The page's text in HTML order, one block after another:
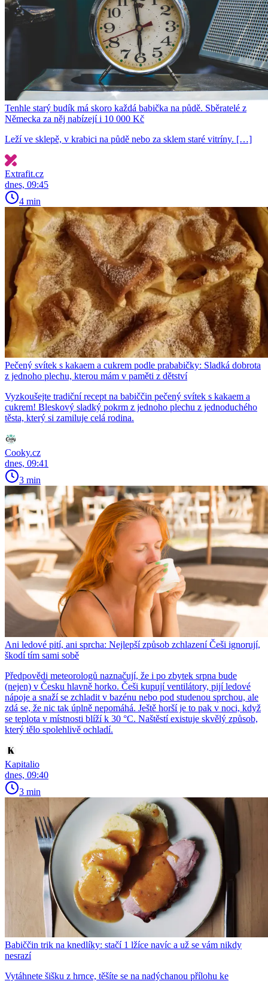
Tenhle starý budík má skoro každá babička na půdě. Sběratelé z
Německa za něj nabízejí i 10 000 Kč
Leží ve sklepě, v krabici na půdě nebo za sklem staré vitríny. […]
Extrafit.cz
dnes, 09:45
4 min
Pečený svítek s kakaem a cukrem podle prababičky: Sladká dobrota
z jednoho plechu, kterou mám v paměti z dětství
Vyzkoušejte tradiční recept na babiččin pečený svítek s kakaem a
cukrem! Bleskový sladký pokrm z jednoho plechu z jednoduchého
těsta, který si zamiluje celá rodina.
Cooky.cz
dnes, 09:41
3 min
Ani ledové pití, ani sprcha: Nejlepší způsob zchlazení Češi ignorují,
škodí tím sami sobě
Předpovědi meteorologů naznačují, že i po zbytek srpna bude
(nejen) v Česku hlavně horko. Češi kupují ventilátory, pijí ledové
nápoje a snaží se zchladit v bazénu nebo pod studenou sprchou, ale
zdá se, že nic tak úplně nepomáhá. Ještě horší je to pak v noci, když
se teplota v místnosti blíží k 30 °C. Naštěstí existuje skvělý způsob,
který tělo spolehlivě ochladí.
Kapitalio
dnes, 09:40
3 min
Babiččin trik na knedlíky: stačí 1 lžíce navíc a už se vám nikdy
nesrazí
Vytáhnete šišku z hrnce, těšíte se na nadýchanou přílohu ke